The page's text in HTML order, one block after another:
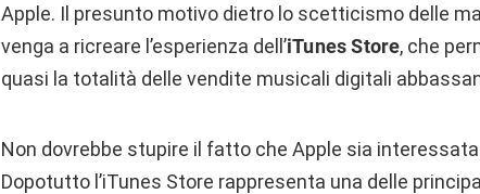
Apple. Il presunto motivo dietro lo scetticismo delle
venga a ricreare l’esperienza dell’iTunes Store, che
quasi la totalità delle vendite musicali digitali
Non dovrebbe stupire il fatto che Apple sia
Dopotutto l’iTunes Store rappresenta una delle